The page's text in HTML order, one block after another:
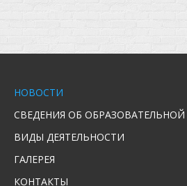
НОВОСТИ
СВЕДЕНИЯ ОБ
ВИДЫ ДЕЯТЕЛЬНОСТИ
ГАЛЕРЕЯ
КОНТАКТЫ